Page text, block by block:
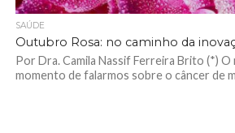
SAÚDE
Outubro Rosa: no caminho da
Por Dra. Camila Nassif Ferreira Brito (*)
momento de falarmos sobre o câncer de